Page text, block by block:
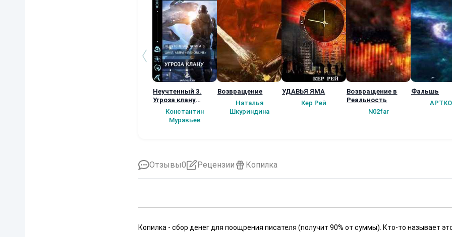
Неучтенный 3.
Угроза клану
(Альтернативное
продолжение)
Константин
Муравьев
Возвращение
Наталья
Шкуриндина
УДАВЬЯ ЯМА
Кер Рей
Возвращение в
Реальность
N02far
Фальшь
Отзывы0 Рецензии Копилка
Копилка - сбор денег для поощрения писателя (получит 90% от суммы). Кто-то называет